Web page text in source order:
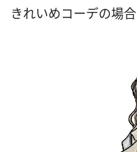
きれいめコーデの場合